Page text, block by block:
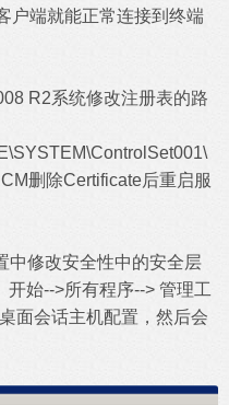
户端就能正常连接到终端
R2系统修改注册表的路
删除Certificate后重启服
中修改安全性中的安全层
始-->所有程序--> 管理工
面会话主机配置，然后会